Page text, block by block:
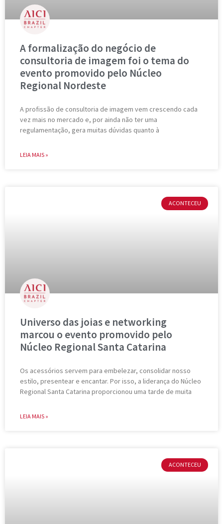
A formalização do negócio de
consultoria de imagem foi o tema do
evento promovido pelo Núcleo
Regional Nordeste
A profissão de consultoria de imagem vem crescendo cada
vez mais no mercado e, por ainda não ter uma
regulamentação, gera muitas dúvidas quanto à
LEIA MAIS »
ACONTECEU
Universo das joias e networking
marcou o evento promovido pelo
Núcleo Regional Santa Catarina
Os acessórios servem para embelezar, consolidar nosso
estilo, presentear e encantar. Por isso, a liderança do Núcleo
Regional Santa Catarina proporcionou uma tarde de muita
LEIA MAIS »
ACONTECEU